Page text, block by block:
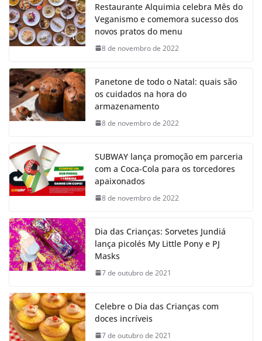
Restaurante Alquimia celebra Mês do
Veganismo e comemora sucesso dos
novos pratos do menu
8 de novembro de 2022
Panetone de todo o Natal: quais são
os cuidados na hora do
armazenamento
8 de novembro de 2022
SUBWAY lança promoção em parceria
com a Coca-Cola para os torcedores
apaixonados
8 de novembro de 2022
Dia das Crianças: Sorvetes Jundiá
lança picolés My Little Pony e PJ
Masks
7 de outubro de 2021
Celebre o Dia das Crianças com
doces incríveis
7 de outubro de 2021